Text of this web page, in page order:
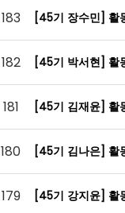
183 [45기 장수민] 활
182 [45기 박서현] 활
181 [45기 김재윤] 활
180 [45기 김나은] 활
179 [45기 강지윤] 활